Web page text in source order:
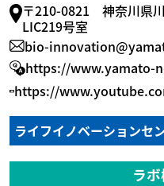
〒210-0821 神奈川県
LIC219号室
bio-
https://www.yamato-
https://
ライフイノベーションセ
ラ